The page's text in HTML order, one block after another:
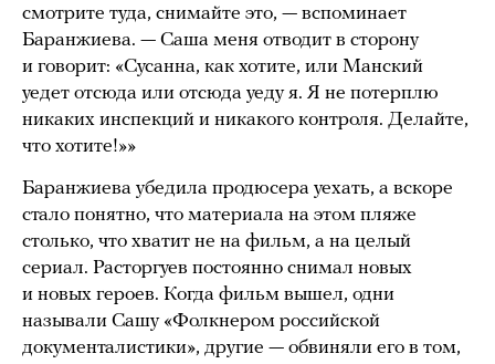
смотрите туда, снимайте это, — вспоминает
Баранжиева. — Саша меня отводит в сторону
и говорит: «Сусанна, как хотите, или Манский
уедет отсюда или отсюда уеду я. Я не потерплю
никаких инспекций и никакого контроля. Делайте,
что хотите!»»
Баранжиева убедила продюсера уехать, а вскоре
стало понятно, что материала на этом пляже
столько, что хватит не на фильм, а на целый
сериал. Расторгуев постоянно снимал новых
и новых героев. Когда фильм вышел, одни
называли Сашу «Фолкнером российской
документалистики», другие — обвиняли его в том,